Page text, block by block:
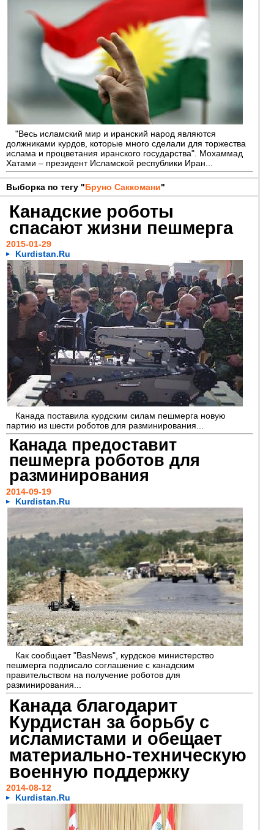
"Весь исламский мир и иранский народ являются
должниками курдов, которые много сделали для торжества
ислама и процветания иранского государства". Мохаммад
Хатами – президент Исламской республики Иран...
Выборка по тегу "Бруно Саккомани"
Канадские роботы
спасают жизни пешмерга
2015-01-29
Kurdistan.Ru
Канада поставила курдским силам пешмерга новую
партию из шести роботов для разминирования...
Канада предоставит
пешмерга роботов для
разминирования
2014-09-19
Kurdistan.Ru
Как сообщает "BasNews", курдское министерство
пешмерга подписало соглашение с канадским
правительством на получение роботов для
разминирования...
Канада благодарит
Курдистан за борьбу с
исламистами и обещает
материально-техническую
военную поддержку
2014-08-12
Kurdistan.Ru